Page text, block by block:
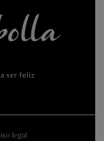
ser feliz
legal